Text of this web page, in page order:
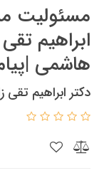
مسئولیت
ابراهیم
هاشمی
دکتر ابراهیم